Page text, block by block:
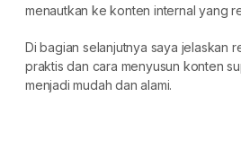
menautkan ke konten internal yang
Di bagian selanjutnya saya jelaskan
praktis dan cara menyusun konten
menjadi mudah dan alami.